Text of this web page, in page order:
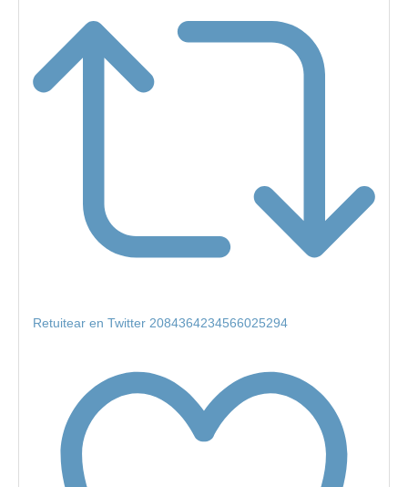
Retuitear en Twitter 2084364234566025294